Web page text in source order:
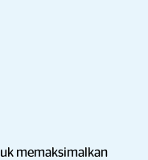
memaksimalkan